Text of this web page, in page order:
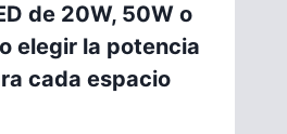
de 20W, 50W o
elegir la potencia
cada espacio